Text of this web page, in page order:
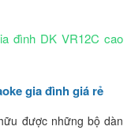
đình DK VR12C cao
gia đình giá rẻ
được những bộ dàn